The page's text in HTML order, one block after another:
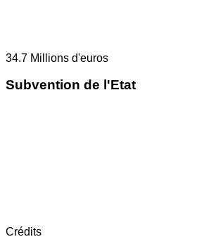
34.7 Millions d'euros
Subvention de l'Etat
Crédits